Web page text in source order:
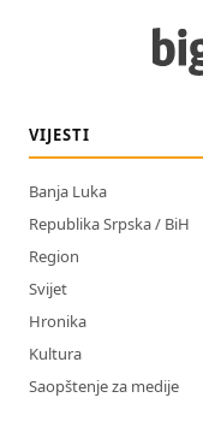
VIJESTI
Banja Luka
Republika Srpska / BiH
Region
Svijet
Hronika
Kultura
Saopštenje za medije